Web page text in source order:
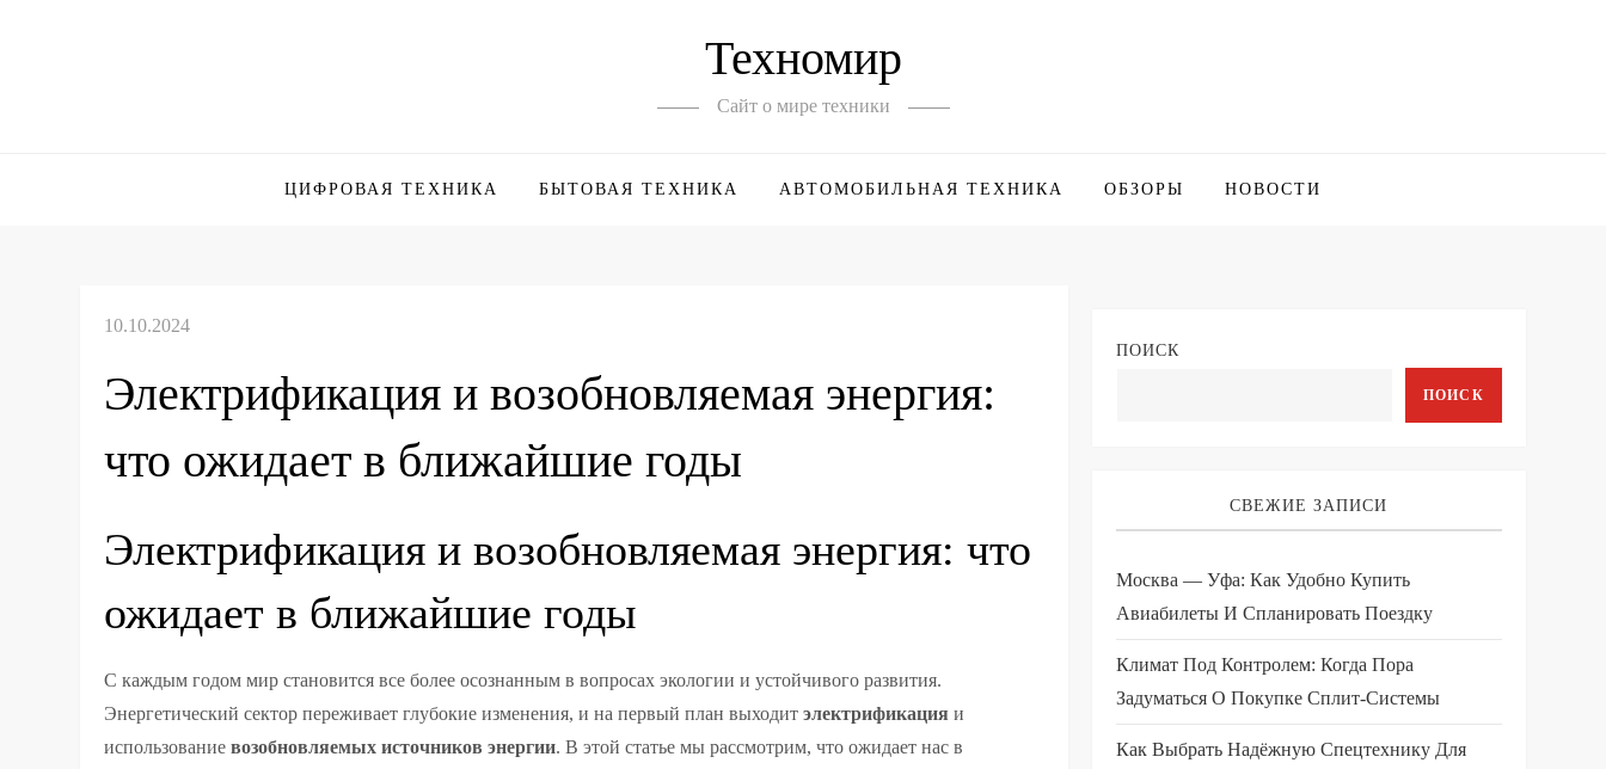
Техномир
Сайт о мире техники
ЦИФРОВАЯ ТЕХНИКА БЫТОВАЯ ТЕХНИКА АВТОМОБИЛЬНАЯ ТЕХНИКА ОБЗОРЫ НОВОСТИ
Электрификация и возобновляемая энергия:
что ожидает в ближайшие годы
Электрификация и возобновляемая энергия: что
ожидает в ближайшие годы
С каждым годом мир становится все более осознанным в вопросах экологии и устойчивого развития.
Энергетический сектор переживает глубокие изменения, и на первый план выходитэлектрификация и
использованиевозобновляемых источников энергии. В этой статье мы рассмотрим, что ожидает нас в
ПОИСК
ПОИСК
СВЕЖИЕ ЗАПИСИ
Москва — Уфа: Как Удобно Купить
Авиабилеты И Спланировать Поездку
Климат Под Контролем: Когда Пора
Задуматься О Покупке Сплит-Системы
Как Выбрать Надёжную Спецтехнику Для